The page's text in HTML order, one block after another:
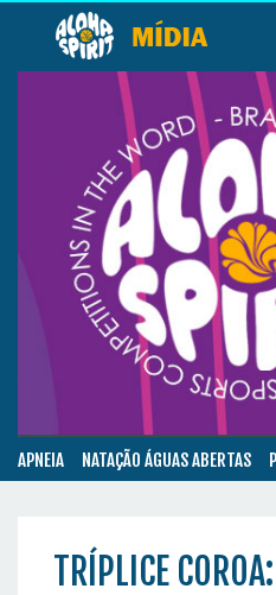
APNEIA NATAÇÃO ÁGUAS ABERTAS
TRÍPLICE